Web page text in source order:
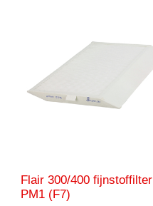
Flair 300/400 fijnstoffilter
PM1 (F7)